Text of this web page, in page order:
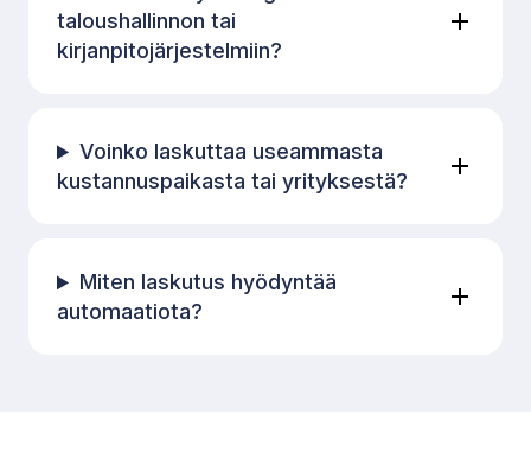
taloushallinnon tai
kirjanpitojärjestelmiin?
Voinko laskuttaa useammasta
kustannuspaikasta tai yrityksestä?
Miten laskutus hyödyntää
automaatiota?